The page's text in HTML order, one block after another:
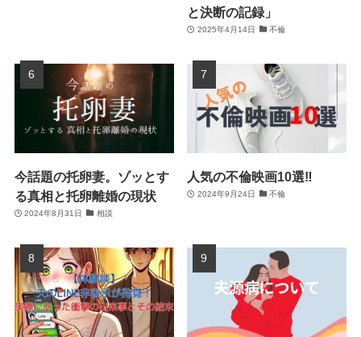
と決断の記録」
2025年4月14日 不倫
今話題の托卵妻。ゾッとす
る真相と托卵離婚の現状
2024年8月31日 相談
人気の不倫映画10選‼
2024年9月24日 不倫